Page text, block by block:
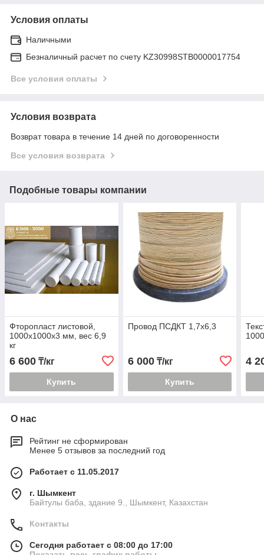
Условия оплаты
Наличными
Безналичный расчет по счету KZ30998STB0000017754
Все условия оплаты
Условия возврата
Возврат товара в течение 14 дней по договоренности
Все условия возврата
Подобные товары компании
Фторопласт листовой,
1000х1000х3 мм, вес 6,9
кг
6 600 ₸/кг
Купить
Провод ПСДКТ 1,7х6,3
6 000₸/кг
Купить
4
О нас
Рейтинг не сформирован
Менее 5 отзывов за последний год
Работает с 11.05.2017
г. Шымкент
Байтулы баба, здание 9., Шымкент, Казахстан
Контакты
Сегодня работает с 08:00 до 17:00